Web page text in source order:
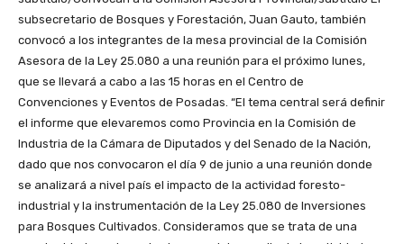
subsecretario de Bosques y Forestación, Juan Gauto, también
convocó a los integrantes de la mesa provincial de la Comisión
Asesora de la Ley 25.080 a una reunión para el próximo lunes,
que se llevará a cabo a las 15 horas en el Centro de
Convenciones y Eventos de Posadas. “El tema central será definir
el informe que elevaremos como Provincia en la Comisión de
Industria de la Cámara de Diputados y del Senado de la Nación,
dado que nos convocaron el día 9 de junio a una reunión donde
se analizará a nivel país el impacto de la actividad foresto-
industrial y la instrumentación de la Ley 25.080 de Inversiones
para Bosques Cultivados. Consideramos que se trata de una